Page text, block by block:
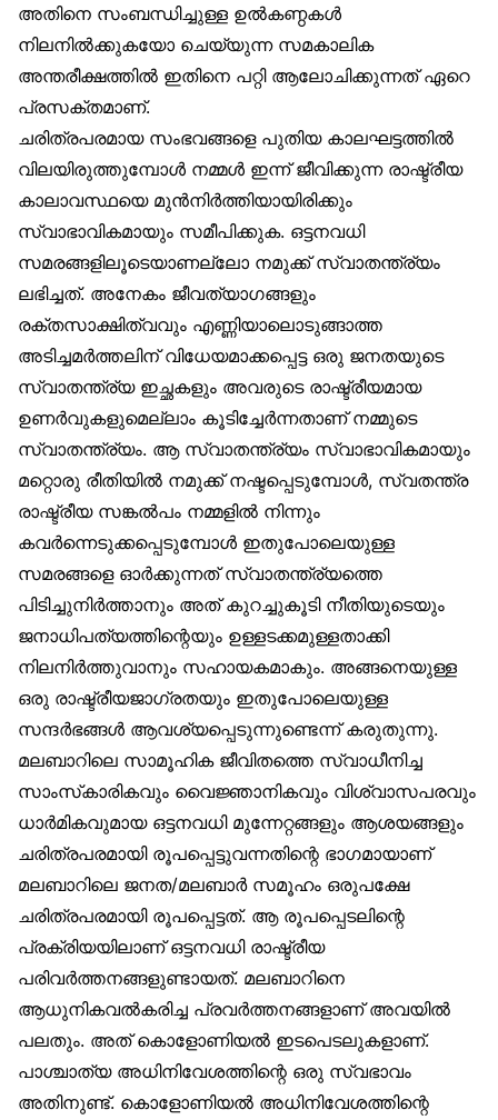
അതിനെ സംബന്ധിച്ചുള്ള ഉൽകണ്ഠകൾ
നിലനിൽക്കുകയോ ചെയ്യുന്ന സമകാലിക
അന്തരീക്ഷത്തിൽ ഇതിനെ പറ്റി ആലോചിക്കുന്നത് ഏറെ
പ്രസക്തമാണ്.
ചരിത്രപരമായ സംഭവങ്ങളെ പുതിയ കാലഘട്ടത്തിൽ
വിലയിരുത്തുമ്പോൾ നമ്മൾ ഇന്ന് ജീവിക്കുന്ന രാഷ്ട്രീയ
കാലാവസ്ഥയെ മുൻനിർത്തിയായിരിക്കും
സ്വാഭാവികമായും സമീപിക്കുക. ഒട്ടനവധി
സമരങ്ങളിലൂടെയാണല്ലോ നമുക്ക് സ്വാതന്ത്ര്യം
ലഭിച്ചത്. അനേകം ജീവത്യാഗങ്ങളും
രക്തസാക്ഷിത്വവും എണ്ണിയാലൊടുങ്ങാത്ത
അടിച്ചമർത്തലിന് വിധേയമാക്കപ്പെട്ട ഒരു ജനതയുടെ
സ്വാതന്ത്ര്യ ഇച്ഛകളും അവരുടെ രാഷ്ട്രീയമായ
ഉണർവുകളുമെല്ലാം കൂടിച്ചേർന്നതാണ് നമ്മുടെ
സ്വാതന്ത്ര്യം. ആ സ്വാതന്ത്ര്യം സ്വാഭാവികമായും
മറ്റൊരു രീതിയിൽ നമുക്ക് നഷ്ടപ്പെടുമ്പോൾ, സ്വതന്ത്ര
രാഷ്ട്രീയ സങ്കൽപം നമ്മളിൽ നിന്നും
കവർന്നെടുക്കപ്പെടുമ്പോൾ ഇതുപോലെയുള്ള
സമരങ്ങളെ ഓർക്കുന്നത് സ്വാതന്ത്ര്യത്തെ
പിടിച്ചുനിർത്താനും അത് കുറച്ചുകൂടി നീതിയുടെയും
ജനാധിപത്യത്തിന്റെയും ഉള്ളടക്കമുള്ളതാക്കി
നിലനിർത്തുവാനും സഹായകമാകും. അങ്ങനെയുള്ള
ഒരു രാഷ്ട്രീയജാഗ്രതയും ഇതുപോലെയുള്ള
സന്ദർഭങ്ങൾ ആവശ്യപ്പെടുന്നുണ്ടെന്ന് കരുതുന്നു.
മലബാറിലെ സാമൂഹിക ജീവിതത്തെ സ്വാധീനിച്ച
സാംസ്‌കാരികവും വൈജ്ഞാനികവും വിശ്വാസപരവും
ധാർമികവുമായ ഒട്ടനവധി മുന്നേറ്റങ്ങളും ആശയങ്ങളും
ചരിത്രപരമായി രൂപപ്പെട്ടുവന്നതിന്റെ ഭാഗമായാണ്
മലബാറിലെ ജനത/മലബാർ സമൂഹം ഒരുപക്ഷേ
ചരിത്രപരമായി രൂപപ്പെട്ടത്. ആ രൂപപ്പെടലിന്റെ
പ്രക്രിയയിലാണ് ഒട്ടനവധി രാഷ്ട്രീയ
പരിവർത്തനങ്ങളുണ്ടായത്. മലബാറിനെ
ആധുനികവൽകരിച്ച പ്രവർത്തനങ്ങളാണ് അവയിൽ
പലതും. അത് കൊളോണിയൽ ഇടപെടലുകളാണ്.
പാശ്ചാത്യ അധിനിവേശത്തിന്റെ ഒരു സ്വഭാവം
അതിനുണ്ട്. കൊളോണിയൽ അധിനിവേശത്തിന്റെ